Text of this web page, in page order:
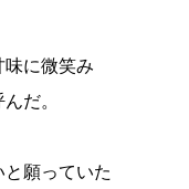
に微笑み
だ。
願っていた